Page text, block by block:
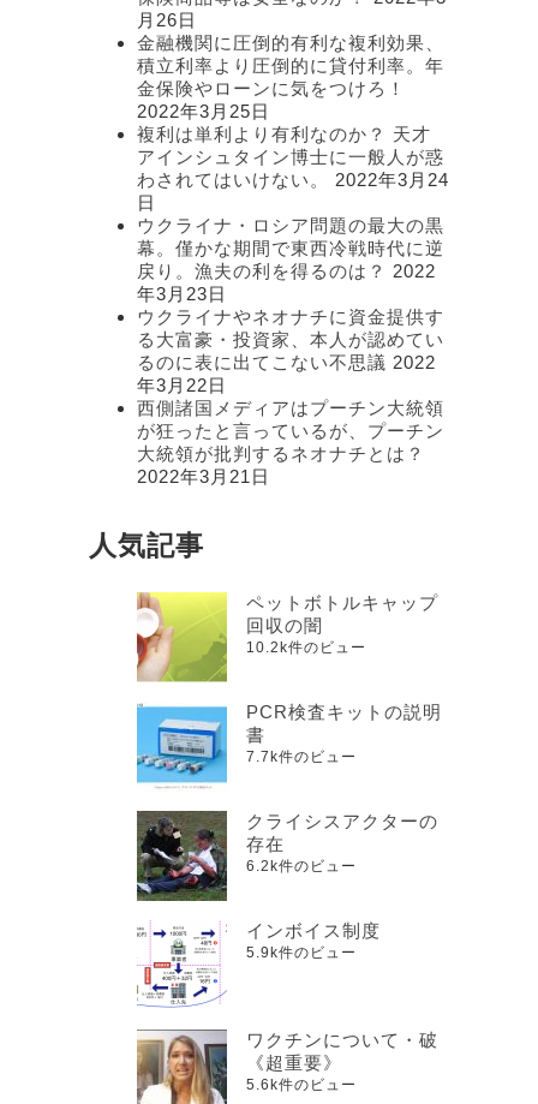
月26日
金融機関に圧倒的有利な複利効果、
積立利率より圧倒的に貸付利率。年
金保険やローンに気をつけろ！
2022年3月25日
複利は単利より有利なのか？ 天才
アインシュタイン博士に一般人が惑
わされてはいけない。
2022年3月24
日
ウクライナ・ロシア問題の最大の黒
幕。僅かな期間で東西冷戦時代に逆
戻り。漁夫の利を得るのは？
2022
年3月23日
ウクライナやネオナチに資金提供す
る大富豪・投資家、本人が認めてい
るのに表に出てこない不思議 2022
年3月22日
西側諸国メディアはプーチン大統領
が狂ったと言っているが、プーチン
大統領が批判するネオナチとは？
2022年3月21日
人気記事
ペットボトルキャップ
回収の闇
10.2k件のビュー
PCR検査キットの説明
書
7.7k件のビュー
クライシスアクターの
存在
6.2k件のビュー
インボイス制度
5.9k件のビュー
ワクチンについて・破
《超重要》
5.6k件のビュー